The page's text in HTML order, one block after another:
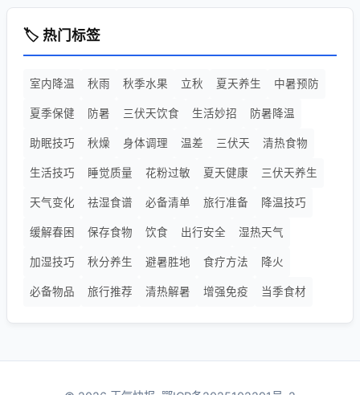
🏷️ 热门标签
室内降温 秋雨 秋季水果 立秋 夏天养生 中暑预防
夏季保健 防暑 三伏天饮食 生活妙招 防暑降温
助眠技巧 秋燥 身体调理 温差 三伏天 清热食物
生活技巧 睡觉质量 花粉过敏 夏天健康 三伏天养生
天气变化 祛湿食谱 必备清单 旅行准备 降温技巧
缓解春困 保存食物 饮食 出行安全 湿热天气
加湿技巧 秋分养生 避暑胜地 食疗方法 降火
必备物品 旅行推荐 清热解暑 增强免疫 当季食材